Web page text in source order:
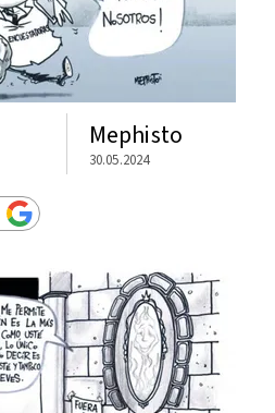
Mephisto
30.05.2024